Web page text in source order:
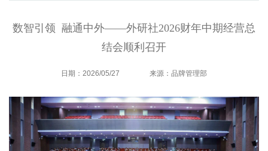
数智引领 融通中外——外研社2026财年中期经营总
结会顺利召开
日期：2026/05/27 来源：品牌管理部